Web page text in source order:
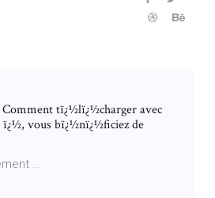
tï¿½lï¿½charger avec
vous bï¿½nï¿½ficiez de
...